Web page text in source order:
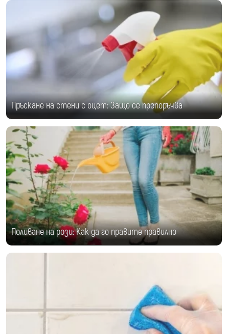
Пръскане на стени с оцет: Защо се препоръчва
Поливане на рози: Как да го правите правилно